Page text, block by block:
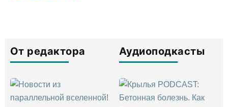
От редактора Аудиоподкасты